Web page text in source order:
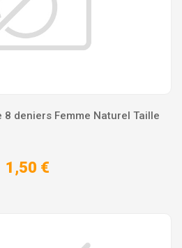
deniers Femme Naturel Taille
1,50 €